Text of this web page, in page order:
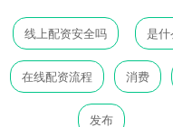
线上配资安全吗 是什
在线配资流程 消费
发布